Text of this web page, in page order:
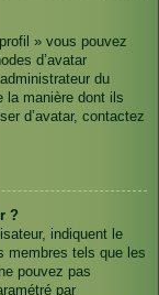
» vous pouvez
d’avatar
du
la manière dont ils
d’avatar, contactez
?
indiquent le
membres tels que les
pouvez pas
par